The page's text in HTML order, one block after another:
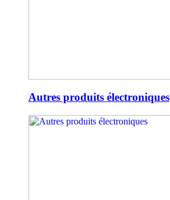
Autres produits électroniques